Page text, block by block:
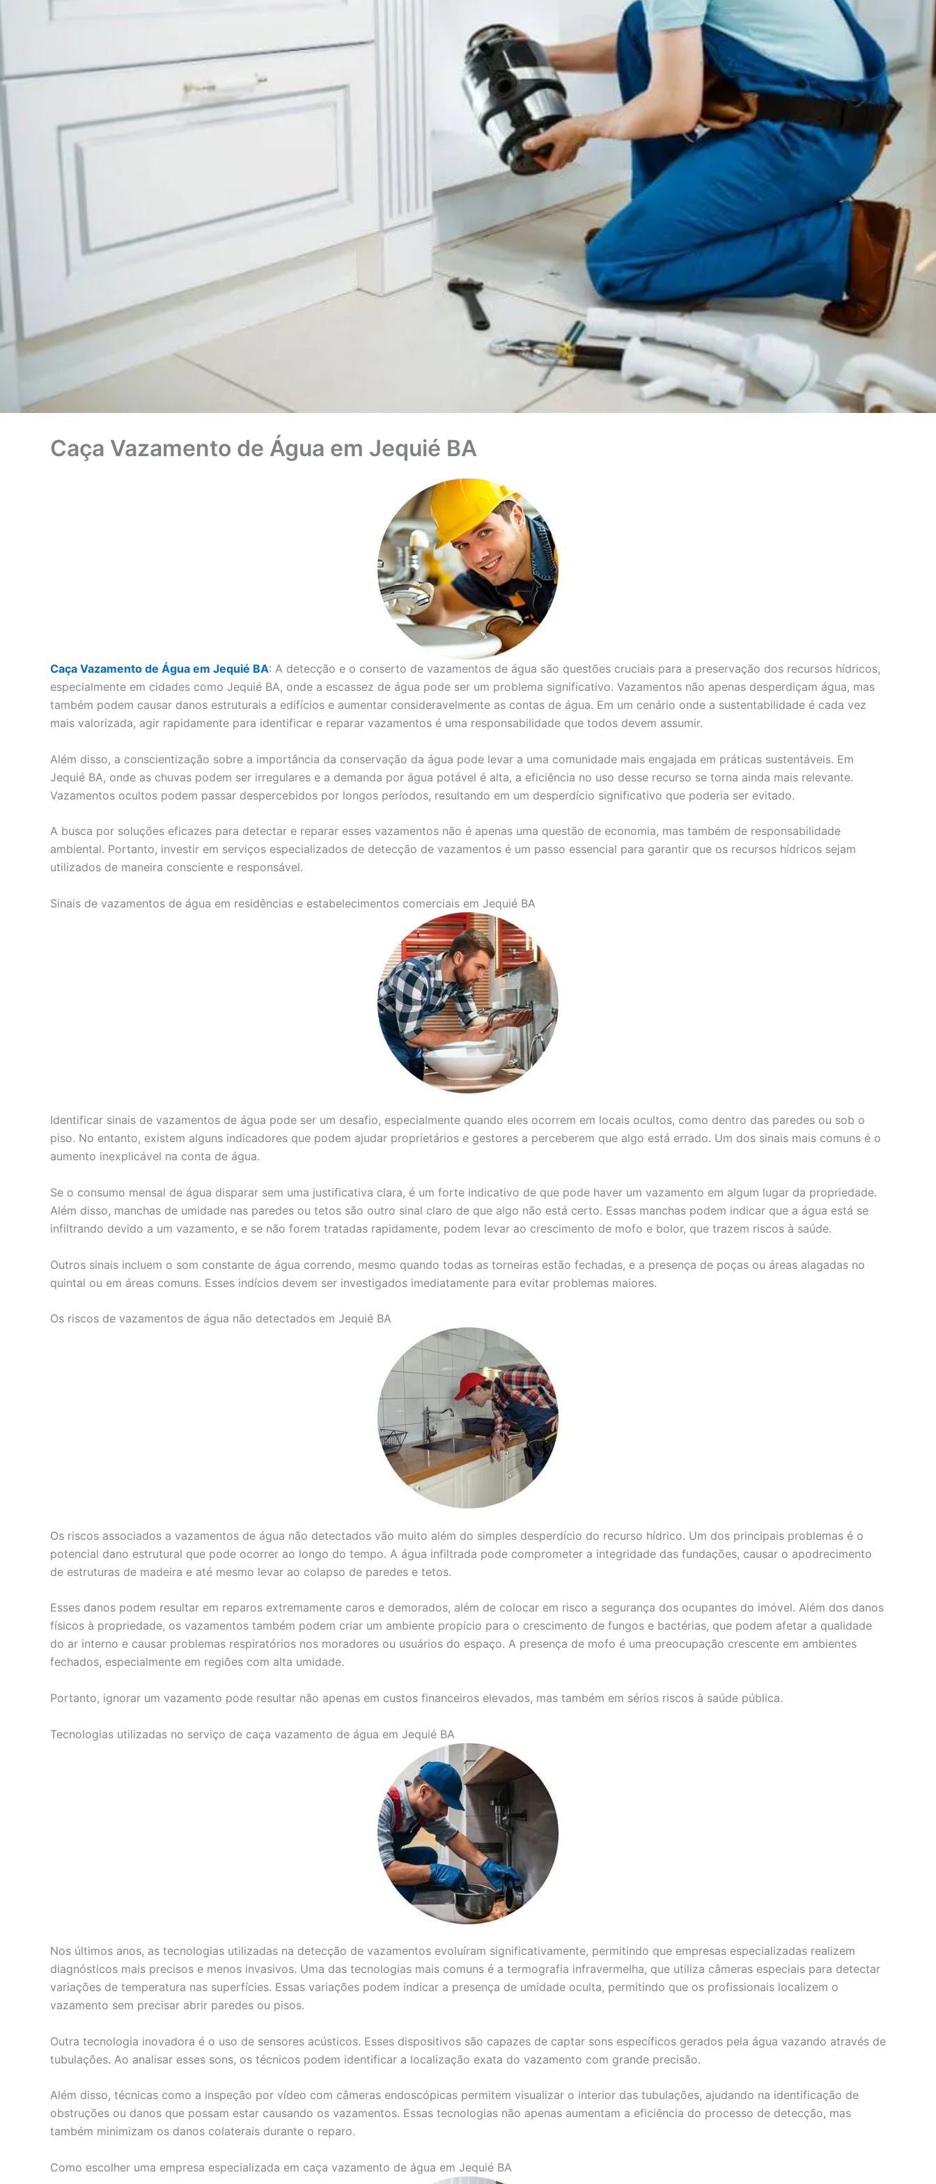
Caça Vazamento de Água em Jequié BA
Caça Vazamento de Água em Jequié BA: A detecção e o conserto de vazamentos de água são questões cruciais para a preservação dos recursos hídricos,
especialmente em cidades como Jequié BA, onde a escassez de água pode ser um problema significativo. Vazamentos não apenas desperdiçam água, mas
também podem causar danos estruturais a edifícios e aumentar consideravelmente as contas de água. Em um cenário onde a sustentabilidade é cada vez
mais valorizada, agir rapidamente para identificar e reparar vazamentos é uma responsabilidade que todos devem assumir.
Além disso, a conscientização sobre a importância da conservação da água pode levar a uma comunidade mais engajada em práticas sustentáveis. Em
Jequié BA, onde as chuvas podem ser irregulares e a demanda por água potável é alta, a eficiência no uso desse recurso se torna ainda mais relevante.
Vazamentos ocultos podem passar despercebidos por longos períodos, resultando em um desperdício significativo que poderia ser evitado.
A busca por soluções eficazes para detectar e reparar esses vazamentos não é apenas uma questão de economia, mas também de responsabilidade
ambiental. Portanto, investir em serviços especializados de detecção de vazamentos é um passo essencial para garantir que os recursos hídricos sejam
utilizados de maneira consciente e responsável.
Sinais de vazamentos de água em residências e estabelecimentos comerciais em Jequié BA
Identificar sinais de vazamentos de água pode ser um desafio, especialmente quando eles ocorrem em locais ocultos, como dentro das paredes ou sob o
piso. No entanto, existem alguns indicadores que podem ajudar proprietários e gestores a perceberem que algo está errado. Um dos sinais mais comuns é o
aumento inexplicável na conta de água.
Se o consumo mensal de água disparar sem uma justificativa clara, é um forte indicativo de que pode haver um vazamento em algum lugar da propriedade.
Além disso, manchas de umidade nas paredes ou tetos são outro sinal claro de que algo não está certo. Essas manchas podem indicar que a água está se
infiltrando devido a um vazamento, e se não forem tratadas rapidamente, podem levar ao crescimento de mofo e bolor, que trazem riscos à saúde.
Outros sinais incluem o som constante de água correndo, mesmo quando todas as torneiras estão fechadas, e a presença de poças ou áreas alagadas no
quintal ou em áreas comuns. Esses indícios devem ser investigados imediatamente para evitar problemas maiores.
Os riscos de vazamentos de água não detectados em Jequié BA
Os riscos associados a vazamentos de água não detectados vão muito além do simples desperdício do recurso hídrico. Um dos principais problemas é o
potencial dano estrutural que pode ocorrer ao longo do tempo. A água infiltrada pode comprometer a integridade das fundações, causar o apodrecimento
de estruturas de madeira e até mesmo levar ao colapso de paredes e tetos.
Esses danos podem resultar em reparos extremamente caros e demorados, além de colocar em risco a segurança dos ocupantes do imóvel. Além dos danos
físicos à propriedade, os vazamentos também podem criar um ambiente propício para o crescimento de fungos e bactérias, que podem afetar a qualidade
do ar interno e causar problemas respiratórios nos moradores ou usuários do espaço. A presença de mofo é uma preocupação crescente em ambientes
fechados, especialmente em regiões com alta umidade.
Portanto, ignorar um vazamento pode resultar não apenas em custos financeiros elevados, mas também em sérios riscos à saúde pública.
Tecnologias utilizadas no serviço de caça vazamento de água em Jequié BA
Nos últimos anos, as tecnologias utilizadas na detecção de vazamentos evoluíram significativamente, permitindo que empresas especializadas realizem
diagnósticos mais precisos e menos invasivos. Uma das tecnologias mais comuns é a termografia infravermelha, que utiliza câmeras especiais para detectar
variações de temperatura nas superfícies. Essas variações podem indicar a presença de umidade oculta, permitindo que os profissionais localizem o
vazamento sem precisar abrir paredes ou pisos.
Outra tecnologia inovadora é o uso de sensores acústicos. Esses dispositivos são capazes de captar sons específicos gerados pela água vazando através de
tubulações. Ao analisar esses sons, os técnicos podem identificar a localização exata do vazamento com grande precisão.
Além disso, técnicas como a inspeção por vídeo com câmeras endoscópicas permitem visualizar o interior das tubulações, ajudando na identificação de
obstruções ou danos que possam estar causando os vazamentos. Essas tecnologias não apenas aumentam a eficiência do processo de detecção, mas
também minimizam os danos colaterais durante o reparo.
Como escolher uma empresa especializada em caça vazamento de água em Jequié BA